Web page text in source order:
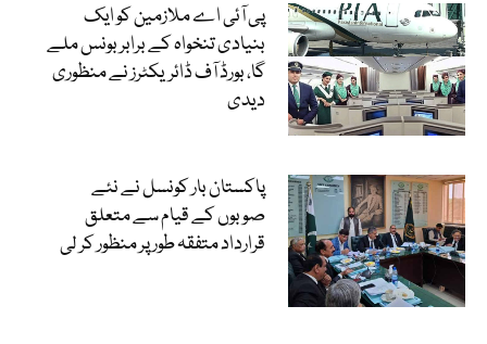
پی آئی اے ملازمین کو ایک
بنیادی تنخواہ کے برابر بونس ملے
گا، بورڈ آف ڈائریکٹرز نے منظوری
دیدی
پاکستان بار کونسل نے نئے
صوبوں کے قیام سے متعلق
قرارداد متفقہ طور پر منظور کر لی